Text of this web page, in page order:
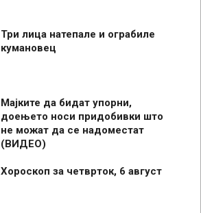
Три лица натепале и ограбиле
кумановец
Мајките да бидат упорни,
доењето носи придобивки што
не можат да се надоместат
(ВИДЕО)
Хороскоп за четврток, 6 август